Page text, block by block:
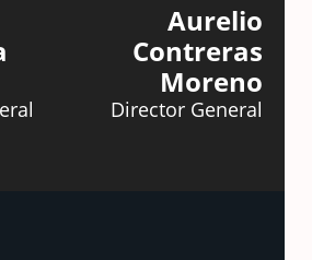
Aurelio
Contreras
Moreno
Director General